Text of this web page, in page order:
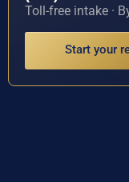
Toll-free intake ·
Start your